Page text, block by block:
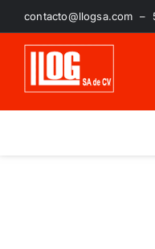
Saltar
al
contenido
contacto@llogsa.com –